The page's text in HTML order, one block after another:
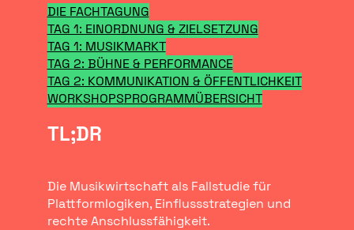
DIE FACHTAGUNG
TAG 1: EINORDNUNG & ZIELSETZUNG
TAG 1: MUSIKMARKT
TAG 2: BÜHNE & PERFORMANCE
TAG 2: KOMMUNIKATION & ÖFFENTLICHKEIT
WORKSHOPSPROGRAMMÜBERSICHT
TL;DR
Die Musikwirtschaft als Fallstudie für
Plattformlogiken, Einflussstrategien und
rechte Anschlussfähigkeit.